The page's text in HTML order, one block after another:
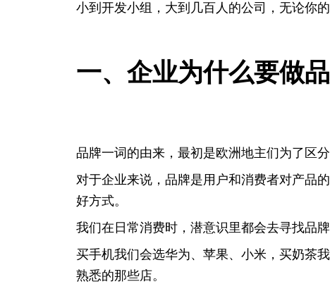
小到开发小组，大到几百人的公司，无论你
一、企业为什么要做
品牌一词的由来，最初是欧洲地主们为了区
对于企业来说，品牌是用户和消费者对产品
好方式。
我们在日常消费时，潜意识里都会去寻找品牌
买手机我们会选华为、苹果、小米，买奶茶
熟悉的那些店。